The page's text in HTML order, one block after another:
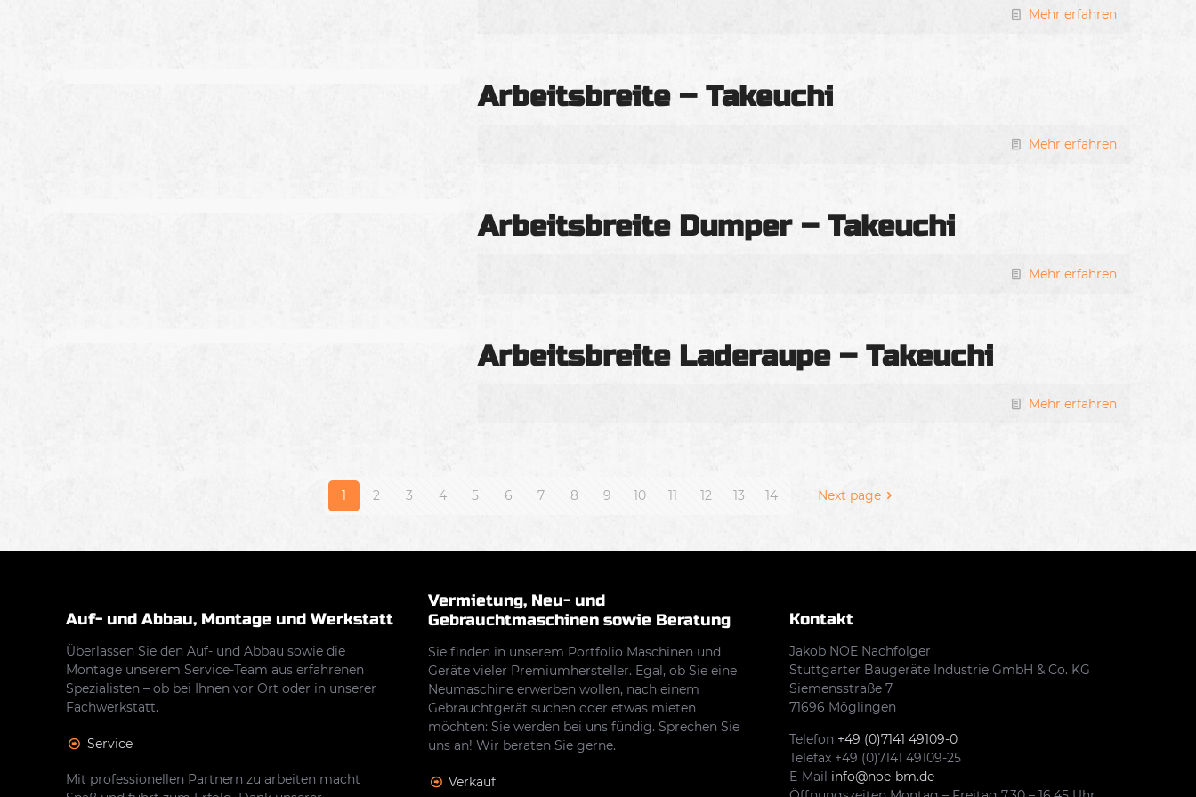
Mehr erfahren
Arbeitsbreite – Takeuchi
Mehr erfahren
Arbeitsbreite Dumper – Takeuchi
Mehr erfahren
Arbeitsbreite Laderaupe – Takeuchi
Mehr erfahren
1 2 3 4 5 6 7 8 9 10 11 12 13 14 Next page
Auf- und Abbau, Montage und Werkstatt
Überlassen Sie den Auf- und Abbau sowie die
Montage unserem Service-Team aus erfahrenen
Spezialisten – ob bei Ihnen vor Ort oder in unserer
Fachwerkstatt.
Service
Mit professionellen Partnern zu arbeiten macht
Vermietung, Neu- und
Gebrauchtmaschinen sowie Beratung
Sie finden in unserem Portfolio Maschinen und
Geräte vieler Premiumhersteller. Egal, ob Sie eine
Neumaschine erwerben wollen, nach einem
Gebrauchtgerät suchen oder etwas mieten
möchten: Sie werden bei uns fündig. Sprechen Sie
uns an! Wir beraten Sie gerne.
Verkauf
Kontakt
Jakob NOE Nachfolger
Stuttgarter Baugeräte Industrie GmbH & Co. KG
Siemensstraße 7
71696 Möglingen
Telefon +49 (0)7141 49109-0
Telefax +49 (0)7141 49109-25
E-Mail info@noe-bm.de